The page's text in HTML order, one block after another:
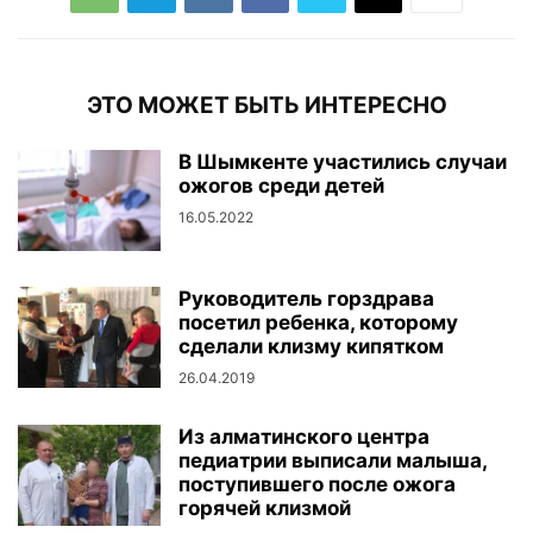
ЭТО МОЖЕТ БЫТЬ ИНТЕРЕСНО
В Шымкенте участились случаи
ожогов среди детей
16.05.2022
Руководитель горздрава
посетил ребенка, которому
сделали клизму кипятком
26.04.2019
Из алматинского центра
педиатрии выписали малыша,
поступившего после ожога
горячей клизмой